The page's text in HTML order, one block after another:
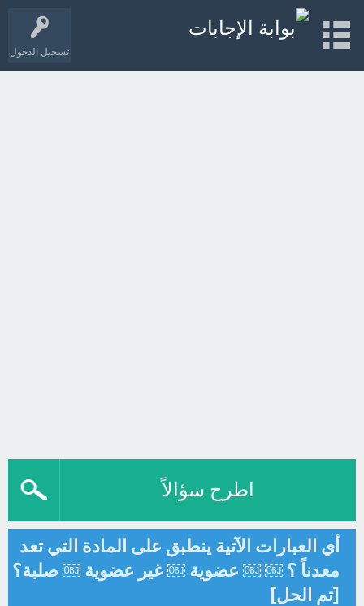
تسجيل الدخول
اطرح سؤالاً
أي العبارات الآتية ينطبق على المادة التي تعد
معدناً ؟ ￼ ￼ عضوية ￼ غير عضوية ￼ صلبة؟
[تم الحل]